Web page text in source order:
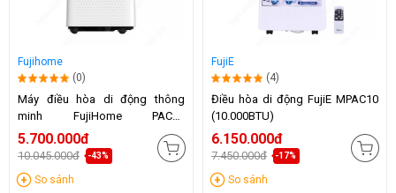
Fujihome
(0)
Máy điều hòa di động thông
minh FujiHome PAC10
(10.000BTU)
5.700.000đ
10.045.000đ -43%
So sánh
FujiE
(4)
Điều hòa di động FujiE MPAC10
(10.000BTU)
6.150.000đ
7.450.000đ -17%
So sánh